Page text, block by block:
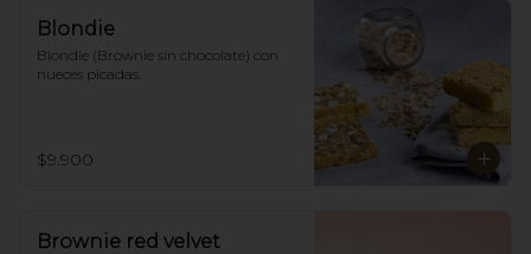
Blondie
Blondie (Brownie sin chocolate) con
nueces picadas.
$9.900
Brownie red velvet